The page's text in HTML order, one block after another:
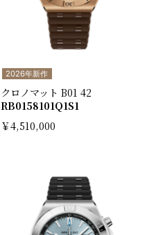
2026年新作
クロノマット B01 42
RB0158101Q1S1
￥4,510,000